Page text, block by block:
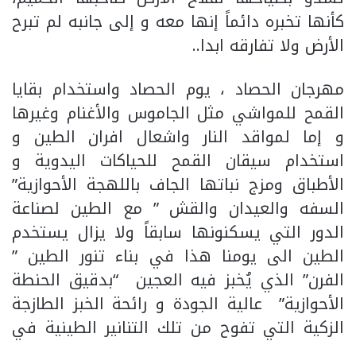
كأنها تخبره دائماً إنها معه و إلى جانبه لم تبرح
الأرض ولا تفارقه ابدا..
مهرجان الحصاد ، يوم الحصاد واستخدام بقايا
القمح للمواشي مثل الجاموس والأغنام وغيرها
و إما لمواقد النار واشعال افران الطين و
استخدام سيقان القمح للحياكات اليدوية و
الأطباق ومزج نباتها الجاف باللهجة الأحوازية”
السفه والعيدان والقش ” مع الطين لصناعة
الدور التي يسكنونها سابقاً ولا يزال يستخدم
الطين الى يومنا هذا في بناء تنور الطين ”
الفرن” الذي يُخبز فيه العجين “بدقيق الحنطة
الأحوازية” عالية الجودة و رائحة الخبز الطازجة
الزكية التي تفوح من تلك التنانير الطينية في